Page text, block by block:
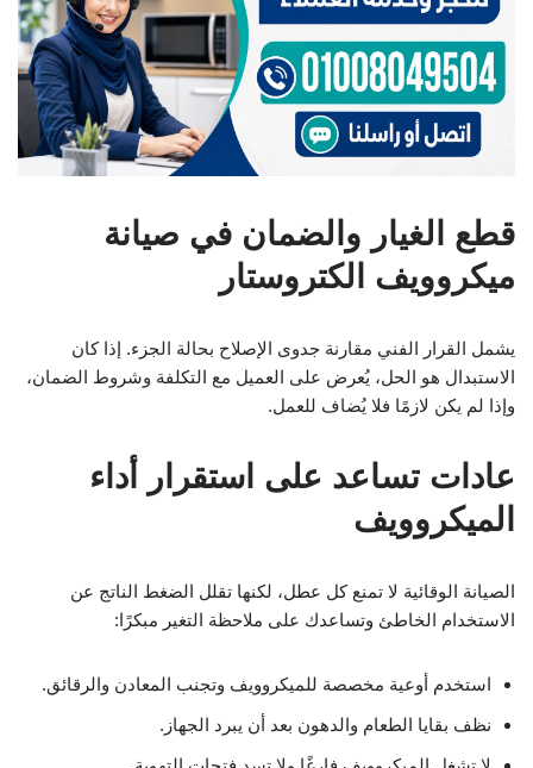
قطع الغيار والضمان في صيانة
ميكروويف الكتروستار
يشمل القرار الفني مقارنة جدوى الإصلاح بحالة الجزء. إذا كان
الاستبدال هو الحل، يُعرض على العميل مع التكلفة وشروط الضمان،
وإذا لم يكن لازمًا فلا يُضاف للعمل.
عادات تساعد على استقرار أداء
الميكروويف
الصيانة الوقائية لا تمنع كل عطل، لكنها تقلل الضغط الناتج عن
الاستخدام الخاطئ وتساعدك على ملاحظة التغير مبكرًا:
استخدم أوعية مخصصة للميكروويف وتجنب المعادن والرقائق.
نظف بقايا الطعام والدهون بعد أن يبرد الجهاز.